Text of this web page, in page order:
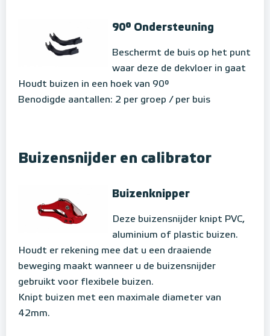
90° Ondersteuning
Beschermt de buis op het punt
waar deze de dekvloer in gaat
Houdt buizen in een hoek van 90°
Benodigde aantallen: 2 per groep / per buis
Buizensnijder en calibrator
Buizenknipper
Deze buizensnijder knipt PVC,
aluminium of plastic buizen.
Houdt er rekening mee dat u een draaiende
beweging maakt wanneer u de buizensnijder
gebruikt voor flexibele buizen.
Knipt buizen met een maximale diameter van
42mm.